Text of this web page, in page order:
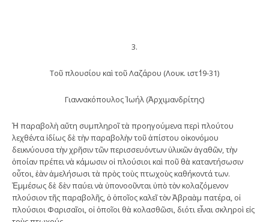
3.
Τοῦ πλουσίου καὶ τοῦ Λαζάρου (Λουκ. ιστ΄19-31)
Γιαννακόπουλος Ἰωήλ (Ἀρχιμανδρίτης)
Ἡ παραβολὴ αὕτη συμπληροῖ τὰ προηγούμενα περὶ πλούτου
λεχθέντα ἰδίως δὲ τὴν παραβολὴν τοῦ ἀπίστου οἰκονόμου
δεικνύουσα τὴν χρῆσιν τῶν περισσευόντων ὑλικῶν ἀγαθῶν, τὴν
ὁποίαν πρέπει νὰ κάμωσιν οἱ πλούσιοι καὶ ποῦ θὰ καταντήσωσιν
οὗτοι, ἐὰν ἀμελήσωσι τὰ πρὸς τοὺς πτωχοὺς καθήκοντά των.
Ἐμμέσως δὲ δὲν παύει νὰ ὑπονοοῦνται ὑπὸ τὸν κολαζόμενον
πλούσιον τῆς παραβολῆς, ὁ ὁποῖος καλεῖ τὸν Ἀβραὰμ πατέρα, οἱ
πλούσιοι Φαρισαῖοι, οἱ ὁποῖοι θὰ κολασθῶσι, διότι εἶναι σκληροὶ εἰς